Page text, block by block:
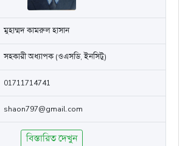
মুহাম্মদ কামরুল হাসান
সহকারী অধ্যাপক (ওএসডি, ইনসিটু)
01711714741
shaon797@gmail.com
বিস্তারিত দেখুন